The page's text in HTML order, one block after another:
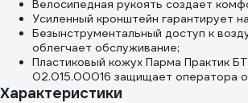
Велосипедная рукоять создает
Усиленный кронштейн гарантирует
Безынструментальный доступ к
облегчает обслуживание;
Пластиковый кожух Парма Практик
02.015.00016 защищает оператора
Характеристики